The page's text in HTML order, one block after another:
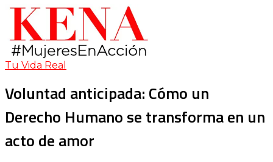
Tu Vida Real
Voluntad anticipada: Cómo un
Derecho Humano se transforma en un
acto de amor